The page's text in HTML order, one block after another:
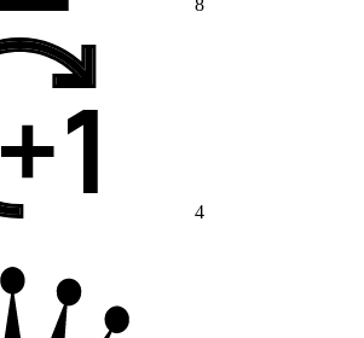
8
4